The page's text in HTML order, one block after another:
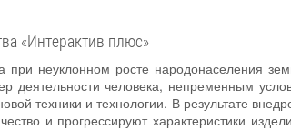
«Интерактив плюс»
при неуклонном росте народонаселения
деятельности человека, непременным
техники и технологии. В результате
и прогрессируют характеристики